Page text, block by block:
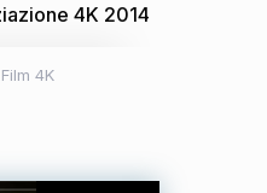
4K 2014
4K